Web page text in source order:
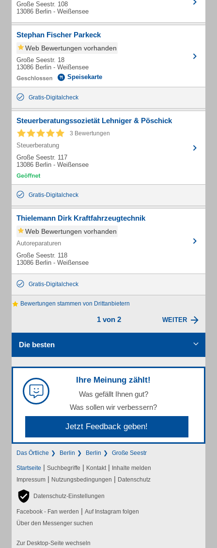
Große Seestr. 108
13086 Berlin - Weißensee
Stephan Fischer Parkeck
Web Bewertungen vorhanden
Große Seestr. 18
13086 Berlin - Weißensee
Speisekarte
Gratis-Digitalcheck
Steuerberatungssozietät Lehniger & Pöschick
3 Bewertungen
Steuerberatung
Große Seestr. 117
13086 Berlin - Weißensee
Gratis-Digitalcheck
Thielemann Dirk Kraftfahrzeugtechnik
Web Bewertungen vorhanden
Autoreparaturen
Große Seestr. 118
13086 Berlin - Weißensee
Gratis-Digitalcheck
Bewertungen stammen von Drittanbietern
1 von 2 WEITER
Die besten
Ihre Meinung zählt!
Was gefällt Ihnen gut?
Was sollen wir verbessern?
Jetzt Feedback geben!
Das Örtliche Berlin Berlin Große Seestr
Startseite | Suchbegriffe | Kontakt | Inhalte melden
Impressum | Nutzungsbedingungen | Datenschutz
Datenschutz-Einstellungen
Facebook - Fan werden | Auf Instagram folgen
Über den Messenger suchen
Zur Desktop-Seite wechseln